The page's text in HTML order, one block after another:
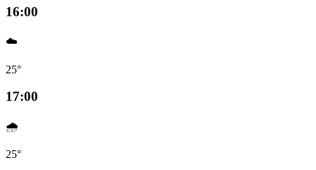
16:00
☁️
25°
17:00
🌧️
25°